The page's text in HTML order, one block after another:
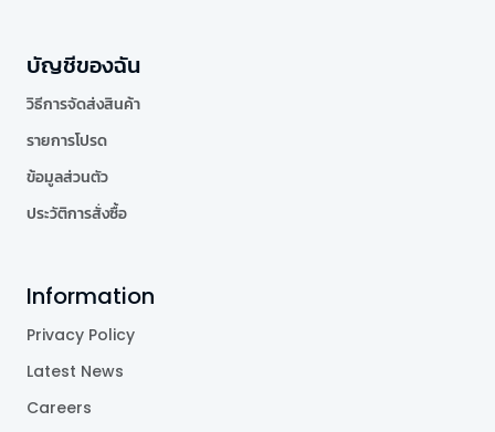
บัญชีของฉัน
วิธีการจัดส่งสินค้า
รายการโปรด
ข้อมูลส่วนตัว
ประวัติการสั่งซื้อ
Information
Privacy Policy
Latest News
Careers